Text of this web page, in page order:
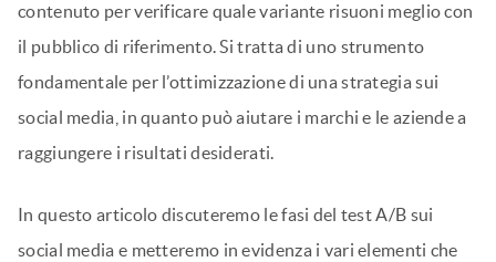
contenuto per verificare quale variante risuoni meglio con
il pubblico di riferimento. Si tratta di uno strumento
fondamentale per l’ottimizzazione di una strategia sui
social media, in quanto può aiutare i marchi e le aziende a
raggiungere i risultati desiderati.
In questo articolo discuteremo le fasi del test A/B sui
social media e metteremo in evidenza i vari elementi che